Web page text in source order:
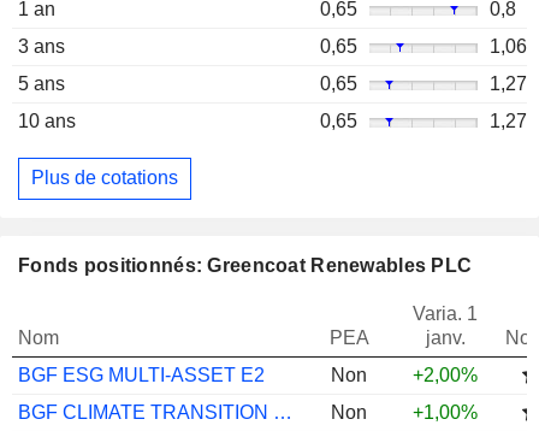
1 an
0,65
0,8
3 ans
0,65
1,06
5 ans
0,65
1,27
10 ans
0,65 1,27
Plus de cotations
Fonds positionnés: Greencoat Renewables PLC
Nom PEA
Varia. 1
janv.
BGF ESG MULTI-ASSET E2
Non
+2,00%
BGF CLIMATE TRANSITION MULTI-AST X2
Non
+1,00%